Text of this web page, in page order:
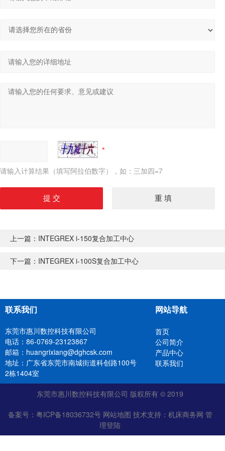
请输入计算结果（填写阿拉伯数字），如：三加四=7
上一篇： INTEGREX i-150复合加工中心
下一篇： INTEGREX i-100S复合加工中心
联系我们
东莞市惠川数控科技有限公司
电话：86-0769-23123867
邮箱：huangrixiang@dghcsk.com
地址：广东省东莞市南城街道科创路100号
2栋1404室
网站导航
首页
公司简介
产品中心
联系我们
东莞市惠川数控科技有限公司 版权所有 © 2019
备案号： 粤ICP备18036732号 网站地图 技术支持： 机床商务网 管
理登陆